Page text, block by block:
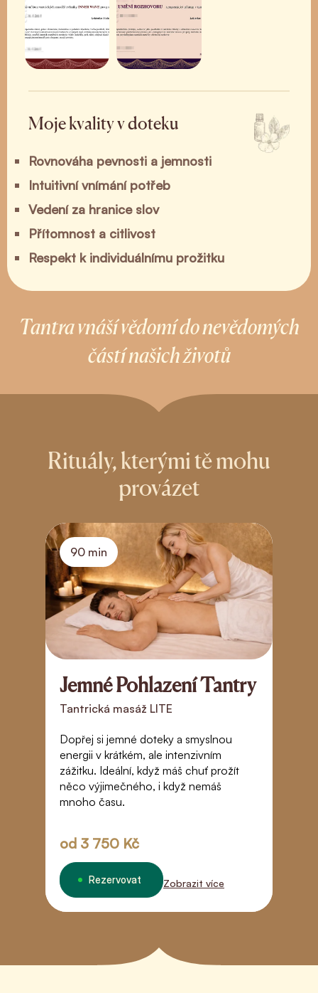
Moje kvality v doteku
Rovnováha pevnosti a jemnosti
Intuitivní vnímání potřeb
Vedení za hranice slov
Přítomnost a citlivost
Respekt k individuálnímu prožitku
Tantra vnáší vědomí do nevědomých
částí našich životů
Rituály, kterými tě mohu
provázet
90 min
Jemné Pohlazení Tantry
Tantrická masáž LITE
Dopřej si jemné doteky a smyslnou
energii v krátkém, ale intenzivním
zážitku. Ideální, když máš chuť prožít
něco výjimečného, i když nemáš
mnoho času.
od 3 750 Kč
Rezervovat Zobrazit více